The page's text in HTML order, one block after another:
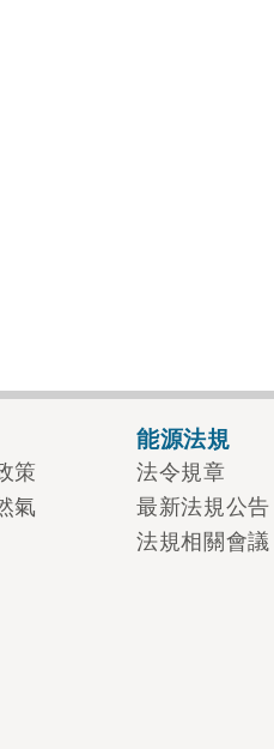
策
氣
能源法規
法令規章
最新法規公告
法規相關會議